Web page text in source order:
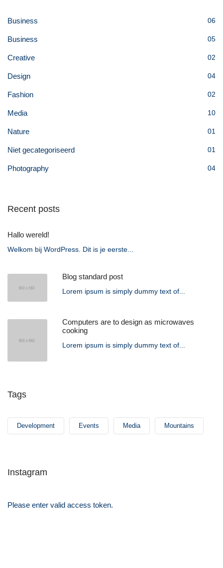
Business 06
Business 05
Creative 02
Design 04
Fashion 02
Media 10
Nature 01
Niet gecategoriseerd 01
Photography 04
Recent posts
Hallo wereld!
Welkom bij WordPress. Dit is je eerste...
Blog standard post
Lorem ipsum is simply dummy text of...
Computers are to design as microwaves
cooking
Lorem ipsum is simply dummy text of...
Tags
Development Events Media Mountains
Instagram
Please enter valid access token.